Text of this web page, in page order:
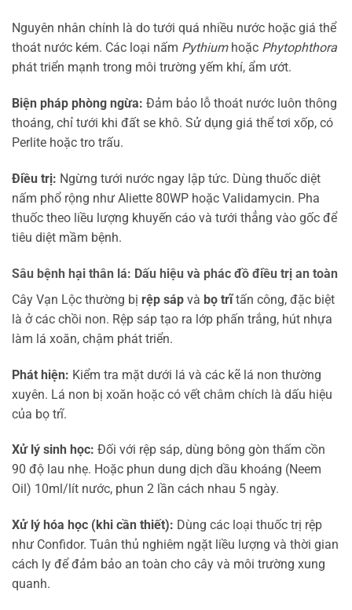
Nguyên nhân chính là do tưới quá nhiều nước hoặc giá thể
thoát nước kém. Các loại nấm Pythiumhoặc Phytophthora
phát triển mạnh trong môi trường yếm khí, ẩm ướt.
Biện pháp phòng ngừa: Đảm bảo lỗ thoát nước luôn thông
thoáng, chỉ tưới khi đất se khô. Sử dụng giá thể tơi xốp, có
Perlite hoặc tro trấu.
Điều trị: Ngừng tưới nước ngay lập tức. Dùng thuốc diệt
nấm phổ rộng như Aliette 80WP hoặc Validamycin. Pha
thuốc theo liều lượng khuyến cáo và tưới thẳng vào gốc để
tiêu diệt mầm bệnh.
Sâu bệnh hại thân lá: Dấu hiệu và phác đồ điều trị an toàn
Cây Vạn Lộc thường bị rệp sáp và bọ trĩtấn công, đặc biệt
là ở các chồi non. Rệp sáp tạo ra lớp phấn trắng, hút nhựa
làm lá xoăn, chậm phát triển.
Phát hiện: Kiểm tra mặt dưới lá và các kẽ lá non thường
xuyên. Lá non bị xoăn hoặc có vết châm chích là dấu hiệu
của bọ trĩ.
Xử lý sinh học: Đối với rệp sáp, dùng bông gòn thấm cồn
90 độ lau nhẹ. Hoặc phun dung dịch dầu khoáng (Neem
Oil) 10ml/lít nước, phun 2 lần cách nhau 5 ngày.
Xử lý hóa học (khi cần thiết): Dùng các loại thuốc trị rệp
như Confidor. Tuân thủ nghiêm ngặt liều lượng và thời gian
cách ly để đảm bảo an toàn cho cây và môi trường xung
quanh.